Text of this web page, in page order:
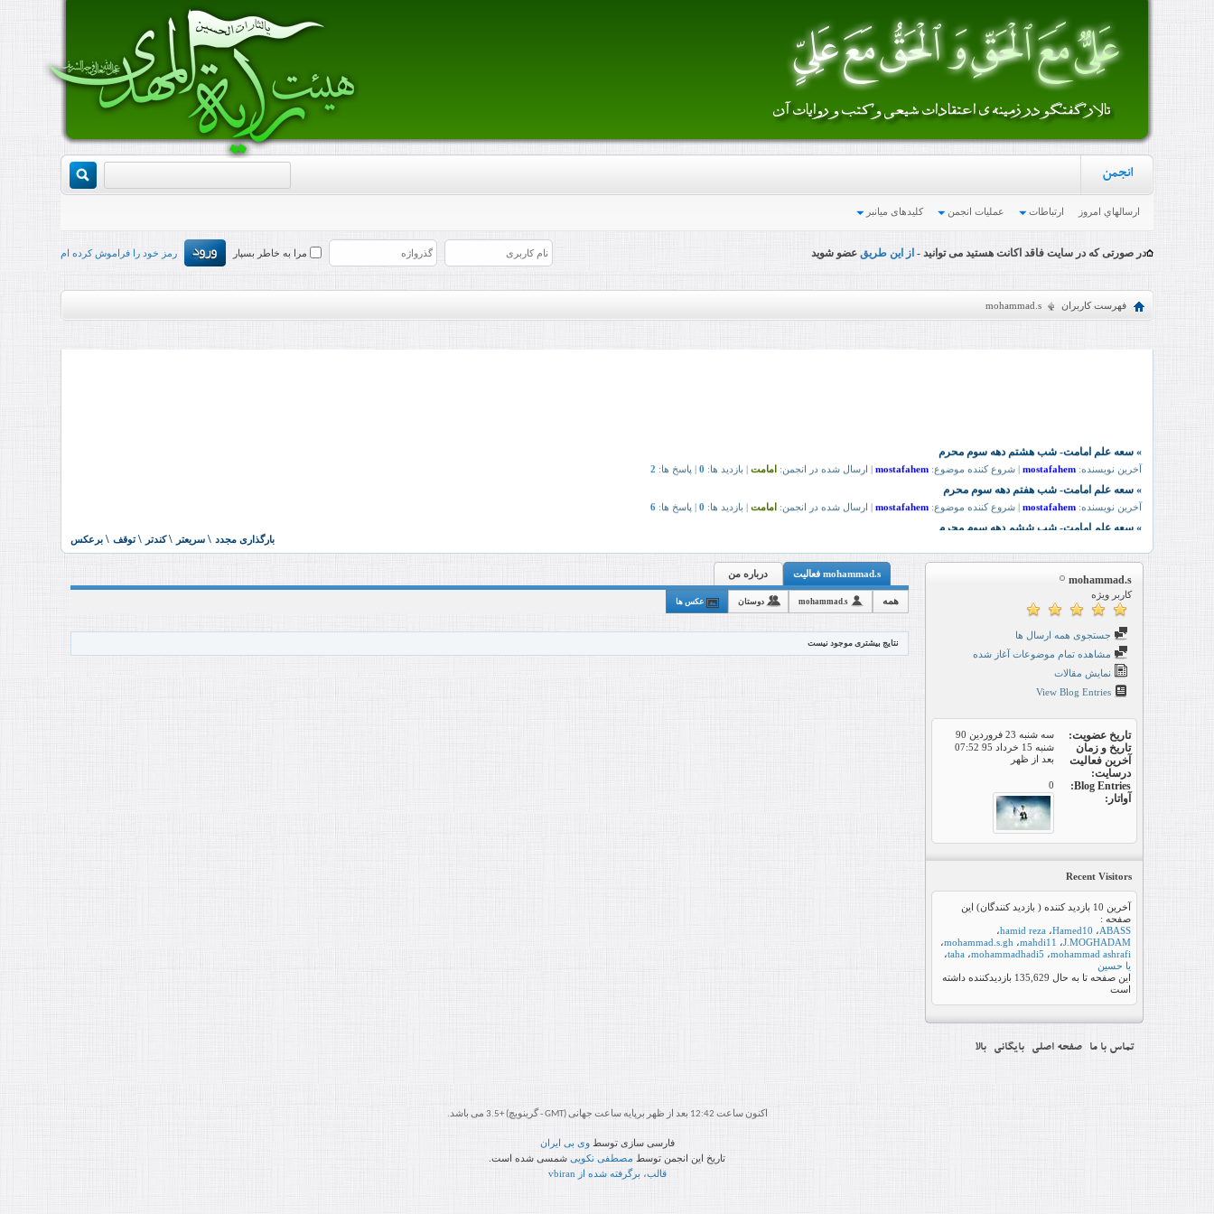
انجمن
ارسالهاي امروز ارتباطات عملیات انجمن کلیدهای میانبر
در صورتی که در سایت فاقد اکانت هستید می توانید - از این طریقعضو شوید مرا به خاطر بسپار رمز خود را فراموش کرده ام
فهرست کاربران mohammad.s
mohammad.s
کاربر ویژه
جستجوی همه ارسال ها
مشاهده تمام موضوعات آغاز شده
نمایش مقالات
View Blog Entries
تاریخ عضویت سه شنبه 23 فروردین 90
تاریخ و زمان
آخرین فعالیت
درسایت
شنبه 15 خرداد 95
07:52
بعد از ظهر
Blog Entries
0
آواتار
Recent Visitors
آخرین 10 بازدید کننده ( بازدید کنندگان) این
صفحه :
ABASS، Hamed10، hamid reza،
J.MOGHADAM، mahdi11، mohammad.s.gh،
mohammad ashrafi، mohammadhadi5، taha،
یا حسین
این صفحه تا به حال 135,629 بازدیدکننده داشته
است
mohammad.s فعالیت درباره من
همه mohammad.s دوستان عکس ها
نتایج بیشتری موجود نیست
تماس با ما صفحه اصلی بایگانی بالا
اکنون ساعت 12:42 بعد از ظهر برپایه ساعت جهانی (GMT - گرینویچ) +3.5 می باشد.
فارسی سازی توسطوی بی ایران
تاریخ این انجمن توسط مصطفی نکویی شمسی شده است.
قالب، برگرفته شده از vbiran